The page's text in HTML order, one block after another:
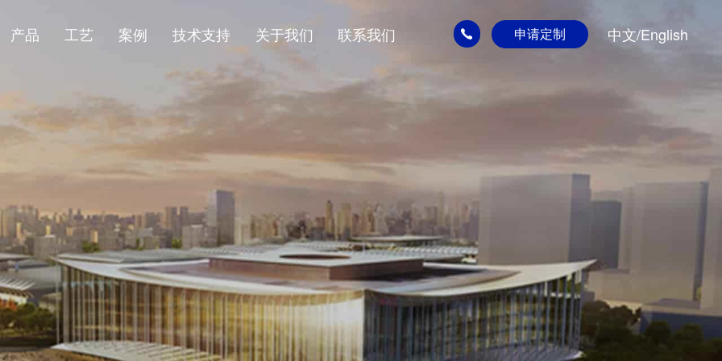
产品 工艺 案例 技术支持 关于我们 联系我们
400-
申请定制 中文/English